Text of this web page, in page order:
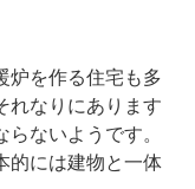
炉を作る住宅も多
れなりにあります
ないようです。
的には建物と一体